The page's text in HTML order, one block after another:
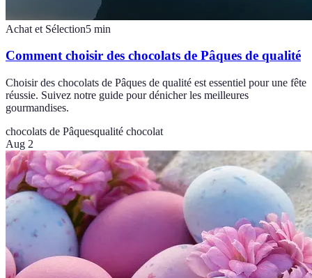
Achat et Sélection5 min
Comment choisir des chocolats de Pâques de qualité
Choisir des chocolats de Pâques de qualité est essentiel pour une fête
réussie. Suivez notre guide pour dénicher les meilleures
gourmandises.
chocolats de Pâquesqualité chocolat
Aug 2